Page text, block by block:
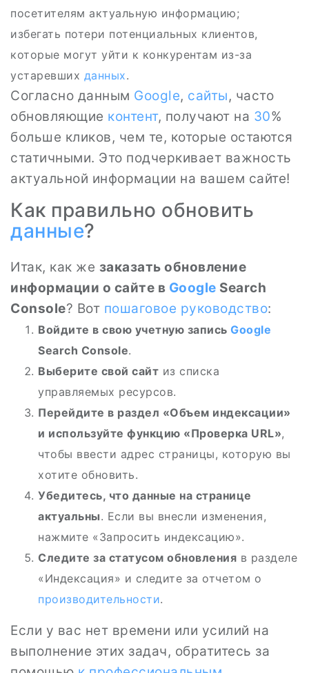
посетителям актуальную информацию;
избегать потери потенциальных клиентов,
которые могут уйти к конкурентам из-за
устаревших данных.
Согласно данным Google, сайты, часто
обновляющие контент, получают на 30%
больше кликов, чем те, которые остаются
статичными. Это подчеркивает важность
актуальной информации на вашем сайте!
Как правильно обновить
данные?
Итак, как же заказать обновление
информации о сайте в Google Search
Console? Вот пошаговое руководство:
Войдите в свою учетную запись Google
Search Console.
Выберите свой сайт из списка
управляемых ресурсов.
Перейдите в раздел «Объем индексации»
и используйте функцию «Проверка URL»,
чтобы ввести адрес страницы, которую вы
хотите обновить.
Убедитесь, что данные на странице
актуальны. Если вы внесли изменения,
нажмите «Запросить индексацию».
Следите за статусом обновления в разделе
«Индексация» и следите за отчетом о
производительности.
Если у вас нет времени или усилий на
выполнение этих задач, обратитесь за